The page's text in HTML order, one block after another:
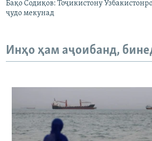
Бақо Содиқов: Тоҷикистону
ҷудо мекунад
Инҳо ҳам аҷоибанд,